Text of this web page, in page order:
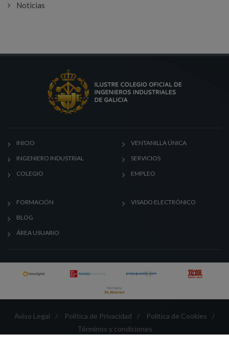
Noticias
INICIO
INGENIERO INDUSTRIAL
COLEGIO
VENTANILLA ÚNICA
SERVICIOS
EMPLEO
FORMACIÓN
BLOG
ÁREA USUARIO
VISADO ELECTRÓNICO
Aviso Legal / Política de Privacidad / Política de Cookies
/
Términos y condiciones